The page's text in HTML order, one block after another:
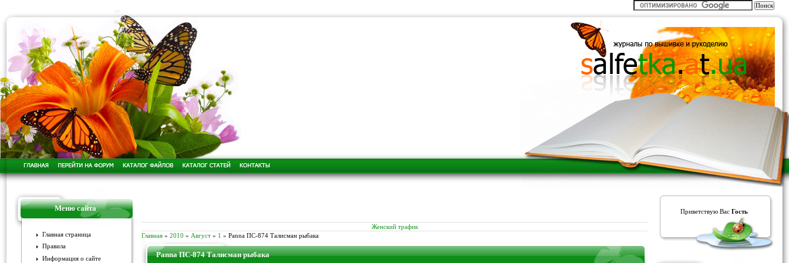
Меню сайта
Главная страница
Правила
Информация о сайте
Женский трафик
Главная » 2010 » Август » 1 » Panna ПС-874 Талисман рыбака
Panna ПС-874 Талисман рыбака
Приветствую Вас Гость